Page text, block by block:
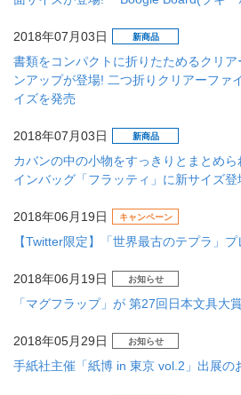
2018年07月03日 新商品
書類をコンパクトに折りたためるクリ
ンアップが登場! 二つ折りクリアーファ
イズを発売
2018年07月03日 新商品
カバンの中の小物をすっきりとまとめ
インバッグ「フラッティ」に新サイズ登
2018年06月19日 キャンペーン
【Twitter限定】「世界最古のテプラ」
2018年06月19日 お知らせ
「マグフラップ」が 第27回日本文具大
2018年05月29日 お知らせ
手紙社主催「紙博 in 東京 vol.2」出展の